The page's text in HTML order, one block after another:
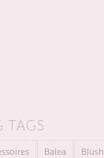
TAGS
Balea Blush